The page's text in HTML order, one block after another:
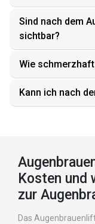
Sind nach dem
sichtbar?
Wie
Kann ich nach
Kosten und
zur
Das